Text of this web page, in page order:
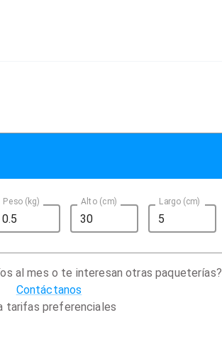
Peso (kg) Alto (cm) Largo (cm)
al mes o te interesan otras paqueterías?
Contáctanos
tarifas preferenciales